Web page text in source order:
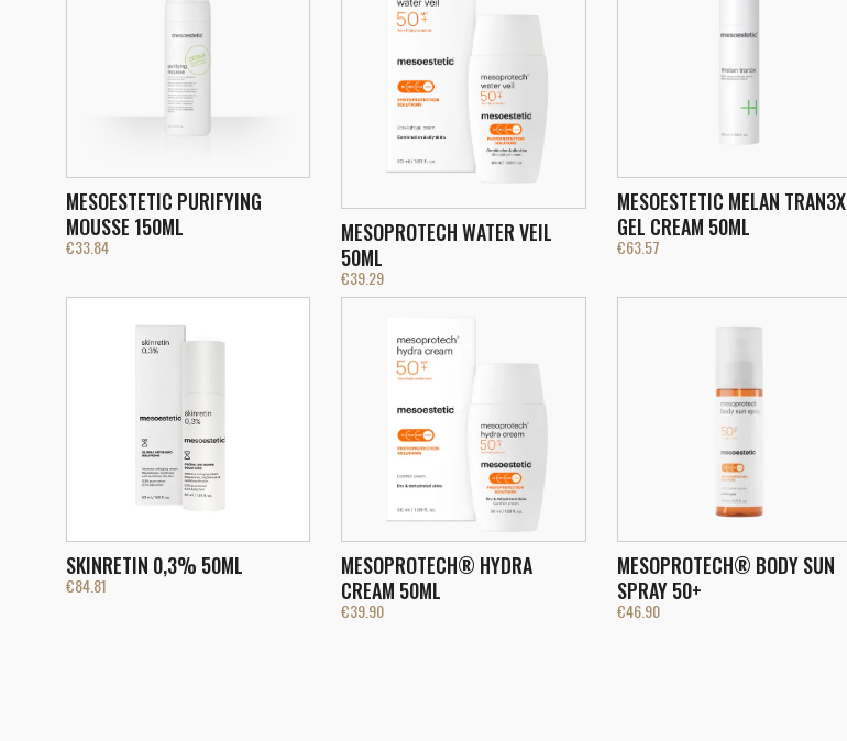
MESOESTETIC PURIFYING
MOUSSE 150ML
€33.84
MESOPROTECH WATER VEIL
50ML
€39.29
MESOESTETIC MELAN TRAN3X
GEL CREAM 50ML
€63.57
SKINRETIN 0,3% 50ML
€84.81
MESOPROTECH® HYDRA
CREAM 50ML
€39.90
MESOPROTECH® BODY SUN
SPRAY 50+
€46.90